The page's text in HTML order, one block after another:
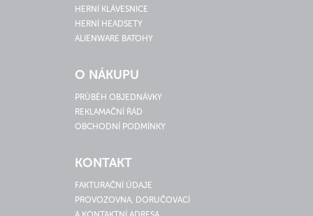
HERNÍ KLÁVESNICE
HERNÍ HEADSETY
ALIENWARE BATOHY
O NÁKUPU
PRŮBĚH OBJEDNÁVKY
REKLAMAČNÍ ŘÁD
OBCHODNÍ PODMÍNKY
KONTAKT
FAKTURAČNÍ ÚDAJE
PROVOZOVNA, DORUČOVACÍ